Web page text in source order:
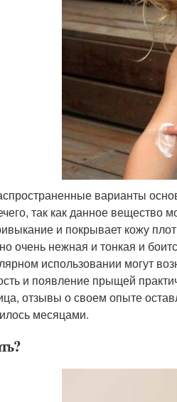
варианты
так как данное
и покрывает кожу
очень нежная и тонкая и
использовании могут
и появление прыщей
отзывы о своем опыте
месяцами.